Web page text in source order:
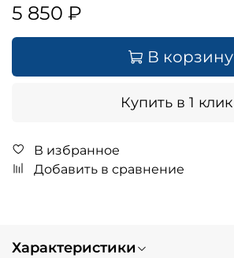
5 850 ₽
В корзину
Купить в 1 клик
В избранное
Добавить в сравнение
Характеристики